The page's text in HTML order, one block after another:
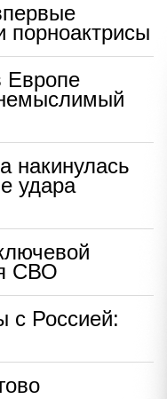
порноактрисы
накинулась
удара
СВО
с Россией: